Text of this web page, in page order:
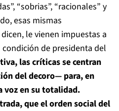
“sobrias”, “racionales” y
esas mismas
le vienen impuestas a
de presidenta del
las críticas se centran
del decoro— para, en
voz en su totalidad.
que el orden social del